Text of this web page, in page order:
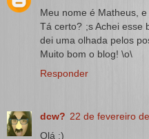
Meu nome é Matheus,
Tá certo? ;s Achei esse
dei uma olhada pelos
Muito bom o blog! \o\
Responder
dcw? 22 de fevereiro
Olá :)